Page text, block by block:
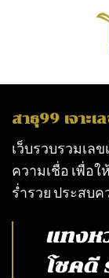
สาธุ99 เจาะ
เว็บรวบรวมเล
ความเชื่อ เพื่อ
ร่ำรวย ประสบ
แทงห
โชคดี